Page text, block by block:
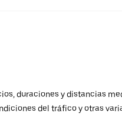
duraciones y distancias
del tráfico y otras